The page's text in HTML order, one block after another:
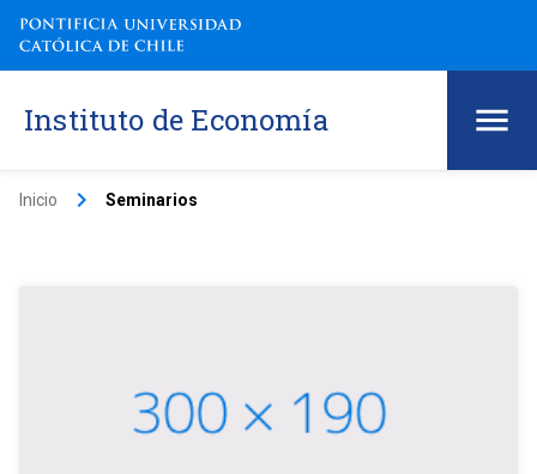
Instituto de Economía
Inicio keyboard_arrow_right Seminarios